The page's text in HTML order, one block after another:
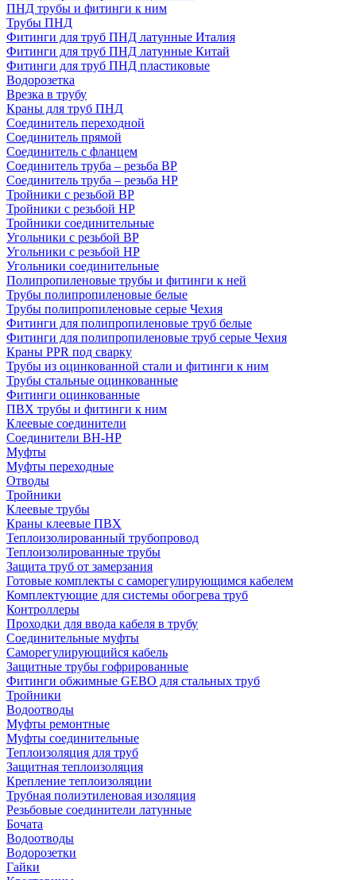
ПНД трубы и фитинги к ним
Трубы ПНД
Фитинги для труб ПНД латунные Италия
Фитинги для труб ПНД латунные Китай
Фитинги для труб ПНД пластиковые
Водорозетка
Врезка в трубу
Краны для труб ПНД
Соединитель переходной
Соединитель прямой
Соединитель с фланцем
Соединитель труба – резьба ВР
Соединитель труба – резьба НР
Тройники с резьбой ВР
Тройники с резьбой НР
Тройники соединительные
Угольники с резьбой ВР
Угольники с резьбой НР
Угольники соединительные
Полипропиленовые трубы и фитинги к ней
Трубы полипропиленовые белые
Трубы полипропиленовые серые Чехия
Фитинги для полипропиленовые труб белые
Фитинги для полипропиленовые труб серые Чехия
Краны PPR под сварку
Трубы из оцинкованной стали и фитинги к ним
Трубы стальные оцинкованные
Фитинги оцинкованные
ПВХ трубы и фитинги к ним
Клеевые соединители
Соединители ВН-НР
Муфты
Муфты переходные
Отводы
Тройники
Клеевые трубы
Краны клеевые ПВХ
Теплоизолированный трубопровод
Теплоизолированные трубы
Защита труб от замерзания
Готовые комплекты с саморегулирующимся кабелем
Комплектующие для системы обогрева труб
Контроллеры
Проходки для ввода кабеля в трубу
Соединительные муфты
Саморегулирующийся кабель
Защитные трубы гофрированные
Фитинги обжимные GEBO для стальных труб
Тройники
Водоотводы
Муфты ремонтные
Муфты соединительные
Теплоизоляция для труб
Защитная теплоизоляция
Крепление теплоизоляции
Трубная полиэтиленовая изоляция
Резьбовые соединители латунные
Бочата
Водоотводы
Водорозетки
Гайки